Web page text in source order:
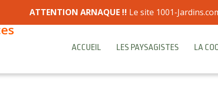
ATTENTION ARNAQUE !! Le site 1001-
ACCUEIL LES PAYSAGISTES LA